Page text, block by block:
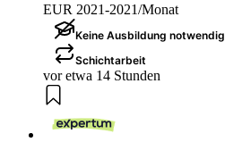
EUR 2021-2021/Monat
Keine Ausbildung notwendig
Schichtarbeit
vor etwa 14 Stunden